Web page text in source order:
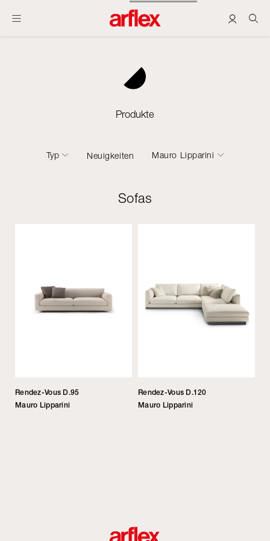
Produkte
Typ Neuigkeiten Mauro Lipparini
Sofas
Rendez-Vous D.95
Mauro Lipparini
Rendez-Vous D.120
Mauro Lipparini